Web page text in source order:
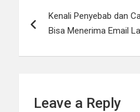
navigation
Kenali Penyebab dan
Bisa Menerima Email
Leave a Reply